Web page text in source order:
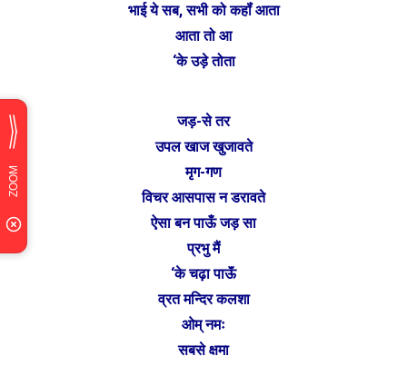
भाई ये सब, सभी को कहॉं आता
आता तो आ
‘के उड़े तोता
जड़-से तर
उपल खाज खुजावते
मृग-गण
विचर आसपास न डरावते
ऐसा बन पाऊँ जड़ सा
प्रभु मैं
‘के चढ़ा पाऊॅं
व्रत मन्दिर कलशा
ओम् नमः
सबसे क्षमा